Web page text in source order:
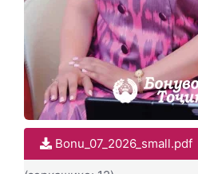
Bonu_07_2026_small.pdf